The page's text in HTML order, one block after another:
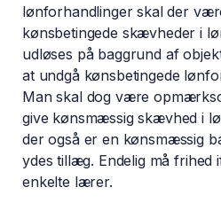
lønforhandlinger skal der
kønsbetingede skævheder i
udløses på baggrund af
at undgå kønsbetingede
Man skal dog være
give kønsmæssig skævhed i
der også er en kønsmæssig
ydes tillæg. Endelig må
enkelte lærer.